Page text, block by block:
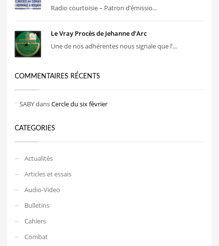
Radio courtoisie – Patron d’émissio...
Le Vray Procès de Jehanne d’Arc
Une de nos adhérentes nous signale que l’...
COMMENTAIRES RÉCENTS
SABYdansCercle du six février
CATEGORIES
Actualités
Articles et essais
Audio-Video
Bulletins
Cahiers
Combat